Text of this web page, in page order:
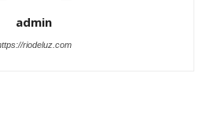
admin
riodeluz.com